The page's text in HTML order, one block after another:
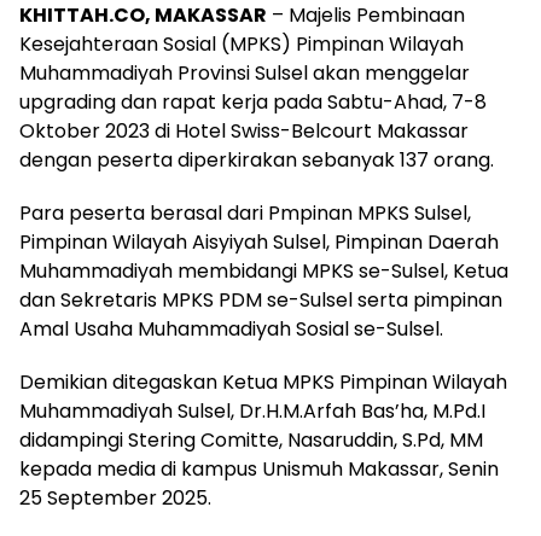
KHITTAH.CO, MAKASSAR – Majelis Pembinaan
Kesejahteraan Sosial (MPKS) Pimpinan Wilayah
Muhammadiyah Provinsi Sulsel akan menggelar
upgrading dan rapat kerja pada Sabtu-Ahad, 7-8
Oktober 2023 di Hotel Swiss-Belcourt Makassar
dengan peserta diperkirakan sebanyak 137 orang.
Para peserta berasal dari Pmpinan MPKS Sulsel,
Pimpinan Wilayah Aisyiyah Sulsel, Pimpinan Daerah
Muhammadiyah membidangi MPKS se-Sulsel, Ketua
dan Sekretaris MPKS PDM se-Sulsel serta pimpinan
Amal Usaha Muhammadiyah Sosial se-Sulsel.
Demikian ditegaskan Ketua MPKS Pimpinan Wilayah
Muhammadiyah Sulsel, Dr.H.M.Arfah Bas’ha, M.Pd.I
didampingi Stering Comitte, Nasaruddin, S.Pd, MM
kepada media di kampus Unismuh Makassar, Senin
25 September 2025.